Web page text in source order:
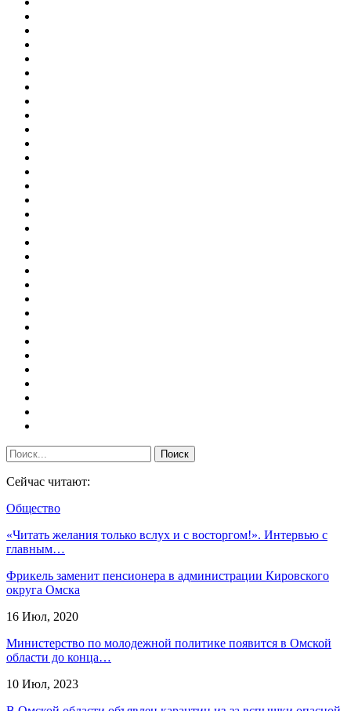
Сейчас читают:
Общество
«Читать желания только вслух и с восторгом!». Интервью с
главным…
Фрикель заменит пенсионера в администрации Кировского
округа Омска
16 Июл, 2020
Министерство по молодежной политике появится в Омской
области до конца…
10 Июл, 2023